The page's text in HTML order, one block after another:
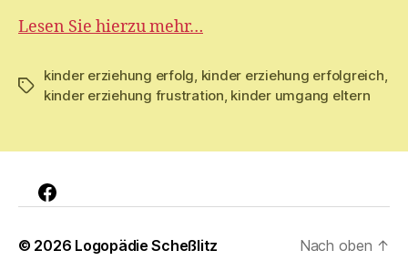
Lesen Sie hierzu mehr…
Schlagwörter
kinder erziehung erfolg, kinder erziehung erfolgreich,
kinder erziehung frustration, kinder umgang eltern
Facebook
© 2026 Logopädie Scheßlitz
Nach oben ↑